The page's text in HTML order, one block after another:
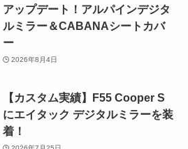
アップデート！アルパインデジタ
ルミラー＆CABANAシートカバ
ー
2026年8月4日
【カスタム実績】F55 Cooper S
にエイタック デジタルミラーを装
着！